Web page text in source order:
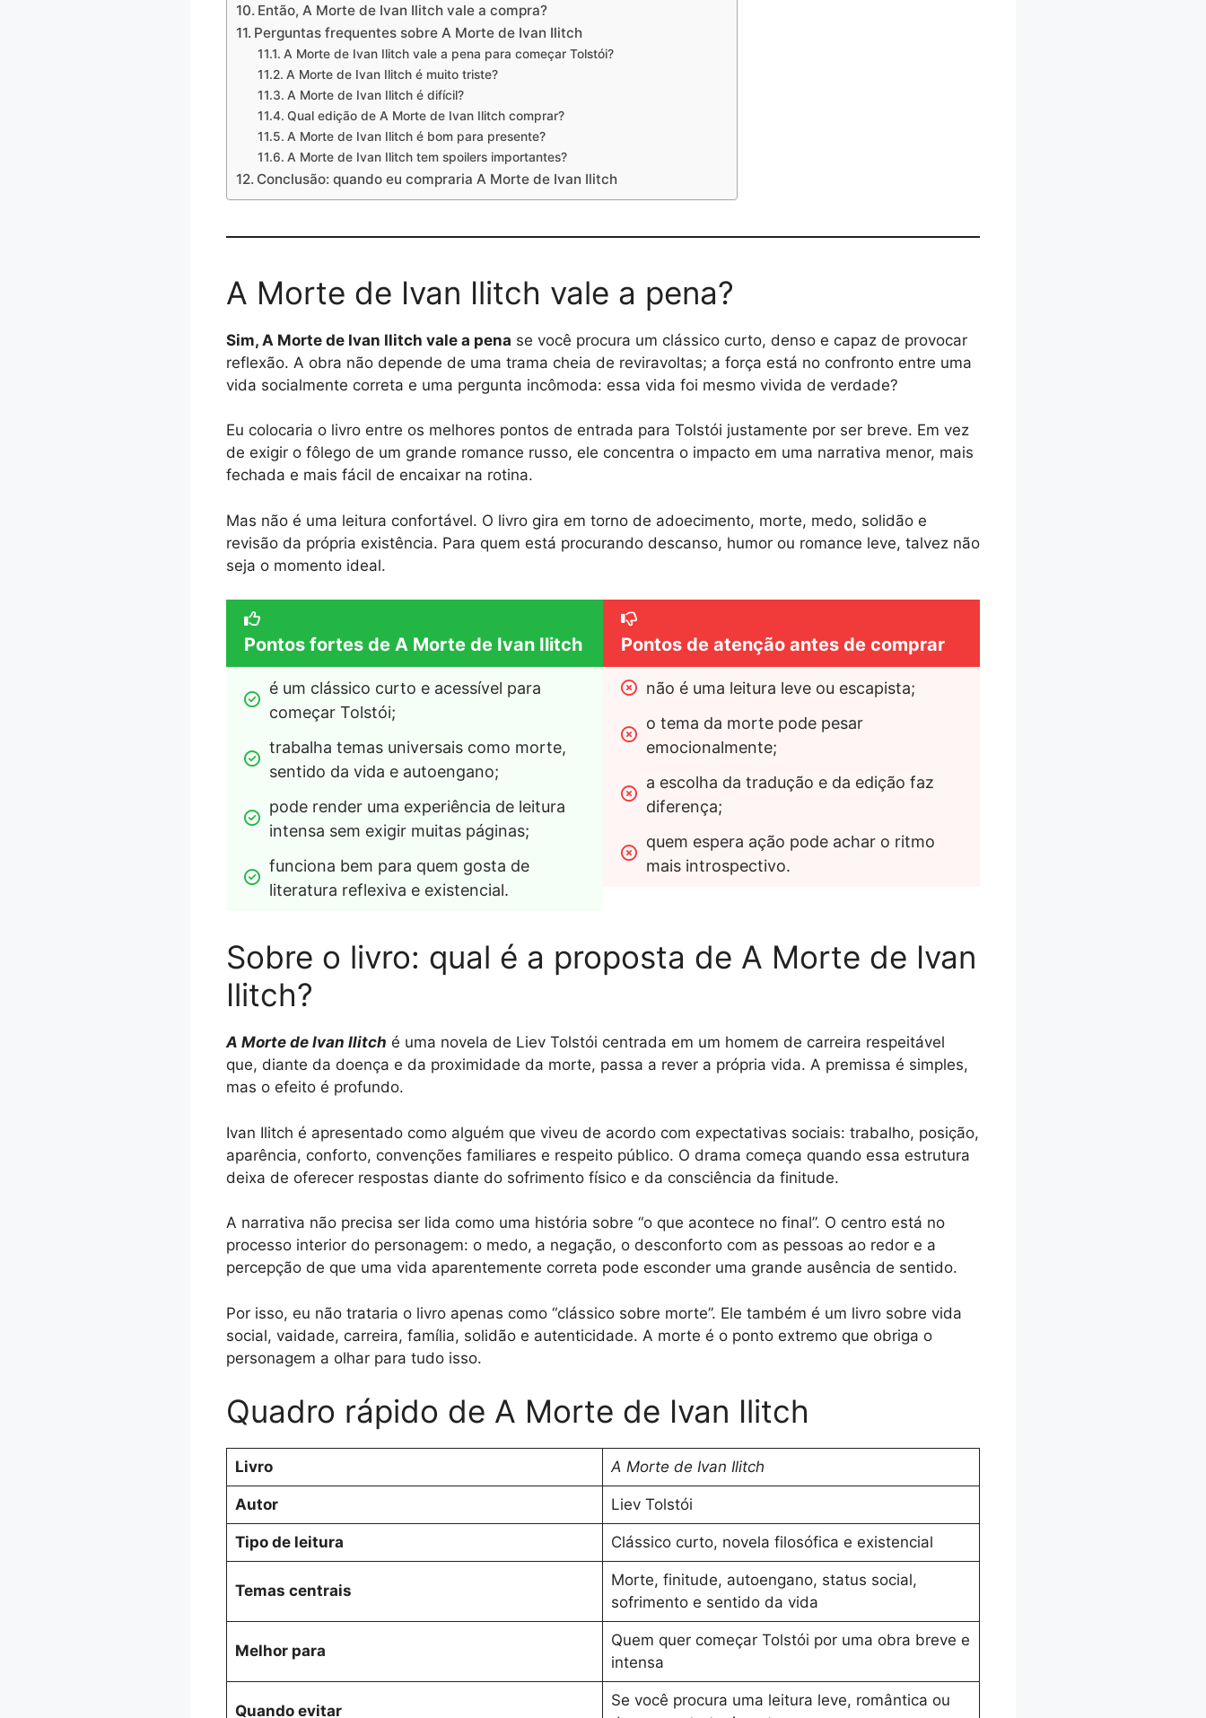
Então, A Morte de Ivan Ilitch vale a compra?
Perguntas frequentes sobre A Morte de Ivan Ilitch
A Morte de Ivan Ilitch vale a pena para começar Tolstói?
A Morte de Ivan Ilitch é muito triste?
A Morte de Ivan Ilitch é difícil?
Qual edição de A Morte de Ivan Ilitch comprar?
A Morte de Ivan Ilitch é bom para presente?
A Morte de Ivan Ilitch tem spoilers importantes?
Conclusão: quando eu compraria A Morte de Ivan Ilitch
A Morte de Ivan Ilitch vale a pena?
Sim, A Morte de Ivan Ilitch vale a pena se você procura um clássico curto, denso e capaz de provocar
reflexão. A obra não depende de uma trama cheia de reviravoltas; a força está no confronto entre uma
vida socialmente correta e uma pergunta incômoda: essa vida foi mesmo vivida de verdade?
Eu colocaria o livro entre os melhores pontos de entrada para Tolstói justamente por ser breve. Em vez
de exigir o fôlego de um grande romance russo, ele concentra o impacto em uma narrativa menor, mais
fechada e mais fácil de encaixar na rotina.
Mas não é uma leitura confortável. O livro gira em torno de adoecimento, morte, medo, solidão e
revisão da própria existência. Para quem está procurando descanso, humor ou romance leve, talvez não
seja o momento ideal.
Pontos fortes de A Morte de Ivan Ilitch
é um clássico curto e acessível para
começar Tolstói;
trabalha temas universais como morte,
sentido da vida e autoengano;
pode render uma experiência de leitura
intensa sem exigir muitas páginas;
funciona bem para quem gosta de
literatura reflexiva e existencial.
Pontos de atenção antes de comprar
não é uma leitura leve ou escapista;
o tema da morte pode pesar
emocionalmente;
a escolha da tradução e da edição faz
diferença;
quem espera ação pode achar o ritmo
mais introspectivo.
Sobre o livro: qual é a proposta de A Morte de Ivan
Ilitch?
A Morte de Ivan Ilitch é uma novela de Liev Tolstói centrada em um homem de carreira respeitável
que, diante da doença e da proximidade da morte, passa a rever a própria vida. A premissa é simples,
mas o efeito é profundo.
Ivan Ilitch é apresentado como alguém que viveu de acordo com expectativas sociais: trabalho, posição,
aparência, conforto, convenções familiares e respeito público. O drama começa quando essa estrutura
deixa de oferecer respostas diante do sofrimento físico e da consciência da finitude.
A narrativa não precisa ser lida como uma história sobre “o que acontece no final”. O centro está no
processo interior do personagem: o medo, a negação, o desconforto com as pessoas ao redor e a
percepção de que uma vida aparentemente correta pode esconder uma grande ausência de sentido.
Por isso, eu não trataria o livro apenas como “clássico sobre morte”. Ele também é um livro sobre vida
social, vaidade, carreira, família, solidão e autenticidade. A morte é o ponto extremo que obriga o
personagem a olhar para tudo isso.
Quadro rápido de A Morte de Ivan Ilitch
Livro A Morte de Ivan Ilitch
Autor Liev Tolstói
Tipo de leitura Clássico curto, novela filosófica e existencial
Temas centrais
Morte, finitude, autoengano, status social,
sofrimento e sentido da vida
Melhor para
Quem quer começar Tolstói por uma obra breve e
intensa
Quando evitar
Se você procura uma leitura leve, romântica ou